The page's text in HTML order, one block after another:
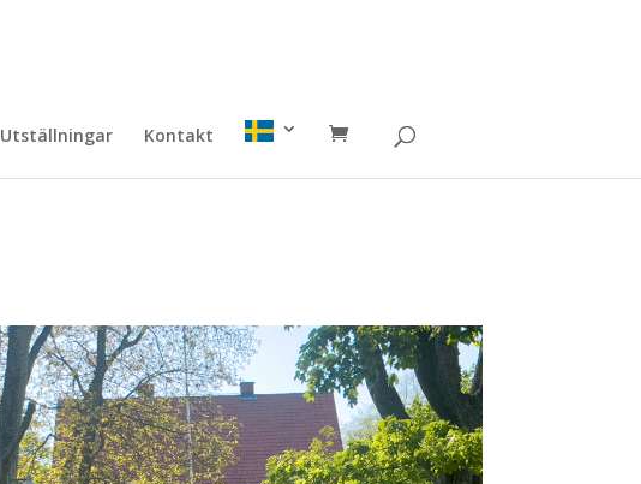
Utställningar Kontakt